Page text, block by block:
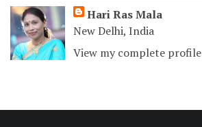
Hari Ras Mala
New Delhi, India
View my complete profile